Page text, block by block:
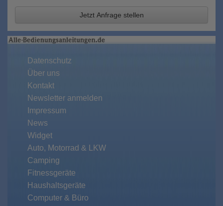
Jetzt Anfrage stellen
Datenschutz
Über uns
Kontakt
Newsletter anmelden
Impressum
News
Widget
Auto, Motorrad & LKW
Camping
Fitnessgeräte
Haushaltsgeräte
Computer & Büro